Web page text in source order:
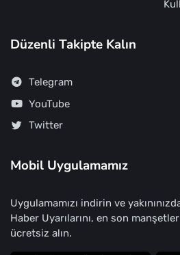
Düzenli Takipte Kalın
Telegram
YouTube
Twitter
Mobil Uygulamamız
Uygulamamızı indirin ve
Haber Uyarılarını, en son
ücretsiz alın.